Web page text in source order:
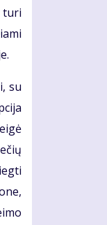
turi
su